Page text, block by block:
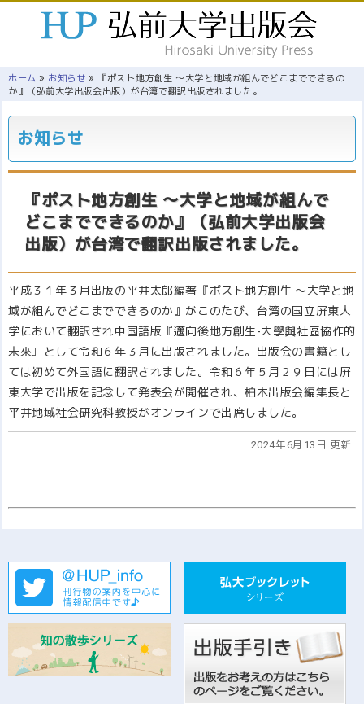
ホーム » お知らせ »
『ポスト地方創生 ～大学と地域が組んでどこまでできるの
か』（弘前大学出版会出版）が台湾で翻訳出版されました。
お知らせ
『ポスト地方創生 ～大学と地域が組んで
どこまでできるのか』（弘前大学出版会
出版）が台湾で翻訳出版されました。
平成３１年３月出版の平井太郎編著『ポスト地方創生 ～大学と地
域が組んでどこまでできるのか』がこのたび、台湾の国立屏東大
学において翻訳され中国語版『邁向後地方創生-大學與社區協作的
未來』として令和６年３月に出版されました。出版会の書籍とし
ては初めて外国語に翻訳されました。令和６年５月２９日には屏
東大学で出版を記念して発表会が開催され、柏木出版会編集長と
平井地域社会研究科教授がオンラインで出席しました。
2024年6月13日 更新